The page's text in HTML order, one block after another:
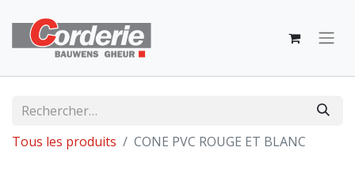
Tous les produits CONE PVC ROUGE ET BLANC